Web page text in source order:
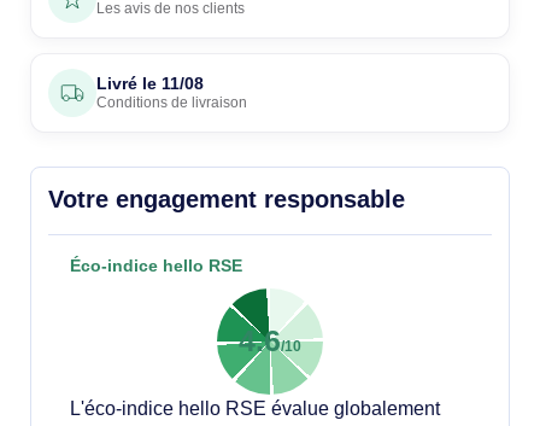
Les avis de nos clients
Livré le 11/08
Conditions de livraison
Votre engagement responsable
Éco-indice hello RSE
4.6/10
L'éco-indice hello RSE évalue globalement